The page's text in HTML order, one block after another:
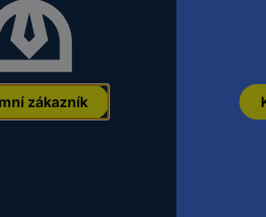
zákazník
rychlovazač
ks
Označení výrobce: Objednací číslo: